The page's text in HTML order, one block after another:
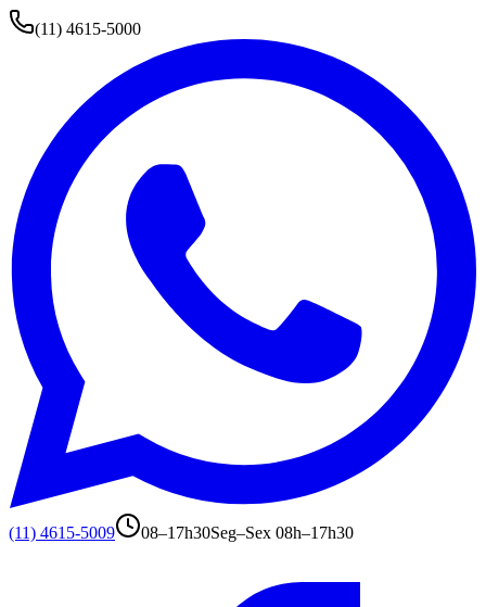
(11) 4615-5000
(11) 4615-5009 08–17h30Seg–Sex 08h–17h30